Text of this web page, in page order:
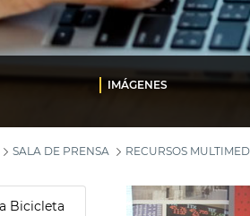
IMÁGENES
SALA DE PRENSA RECURSOS
Bicicleta